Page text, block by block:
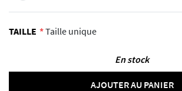
TAILLE Taille unique
En stock
AJOUTER AU PANIER